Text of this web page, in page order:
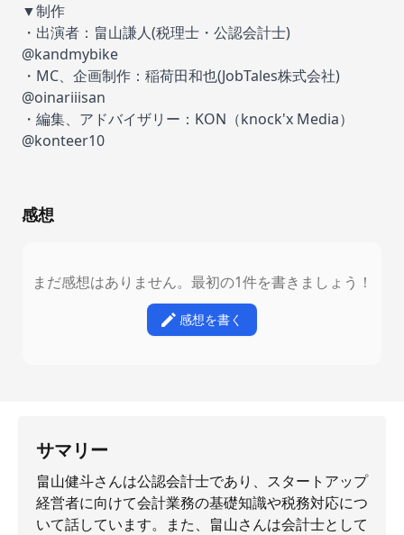
▼制作
・出演者： 畠山謙人(税理士・公認会計士)
@kandmybike
・MC、企画制作： 稲荷田和也(JobTales株式会社)
@oinariiisan
・編集、アドバイザリー： KON （knock'x Media）
@konteer10
感想
まだ感想はありません。最初の1件を書きましょう！
感想を書く
サマリー
畠山健斗さんは公認会計士であり、スタートアップ
経営者に向けて会計業務の基礎知識や税務対応につ
いて話しています。また、畠山さんは会計士として